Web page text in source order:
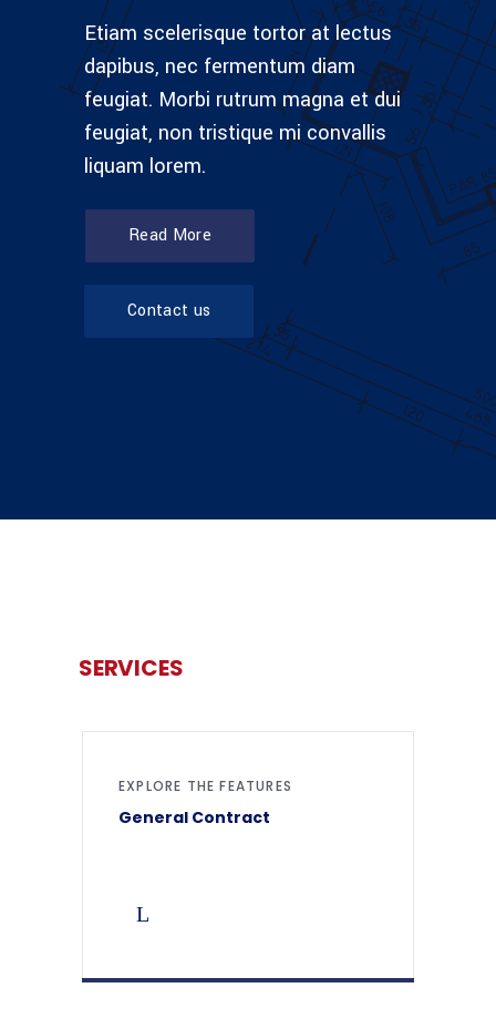
Etiam scelerisque tortor at lectus
dapibus, nec fermentum diam
feugiat. Morbi rutrum magna et dui
feugiat, non tristique mi convallis
liquam lorem.
Read More
Contact us
SERVICES
EXPLORE THE FEATURES
General Contract